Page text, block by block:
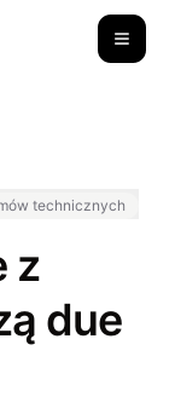
technicznych
z
due